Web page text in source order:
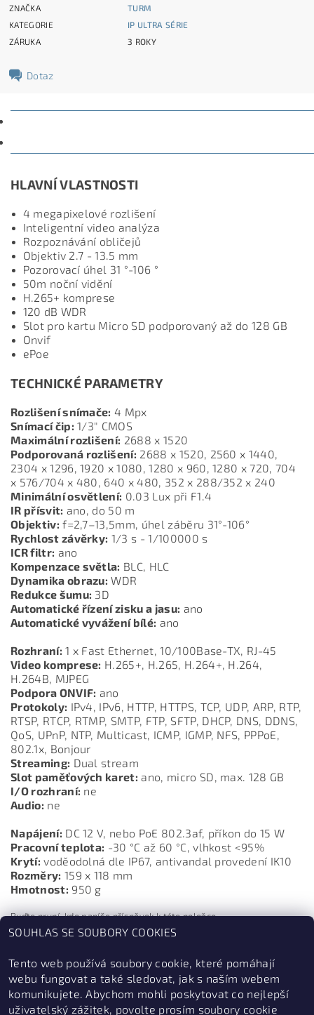
ZNAČKA
TURM
KATEGORIE
IP ULTRA SÉRIE
ZÁRUKA
3 ROKY
Dotaz
HLAVNÍ VLASTNOSTI
4 megapixelové rozlišení
Inteligentní video analýza
Rozpoznávání obličejů
Objektiv 2.7 - 13.5 mm
Pozorovací úhel 31 °-106 °
50m noční vidění
H.265+ komprese
120 dB WDR
Slot pro kartu Micro SD podporovaný až do 128 GB
Onvif
ePoe
TECHNICKÉ PARAMETRY
Rozlišení snímače: 4 Mpx
Snímací čip: 1/3" CMOS
Maximální rozlišení: 2688 x 1520
Podporovaná rozlišení: 2688 x 1520, 2560 x 1440,
2304 x 1296, 1920 x 1080, 1280 x 960, 1280 x 720, 704
x 576/704 x 480, 640 x 480, 352 x 288/352 x 240
Minimální osvětlení: 0.03 Lux při F1.4
IR přísvit: ano, do 50 m
Objektiv: f=2,7–13,5mm, úhel záběru 31°-106°
Rychlost závěrky: 1/3 s - 1/100000 s
ICR filtr: ano
Kompenzace světla: BLC, HLC
Dynamika obrazu: WDR
Redukce šumu: 3D
Automatické řízení zisku a jasu: ano
Automatické vyvážení bílé: ano
Rozhraní: 1 x Fast Ethernet, 10/100Base-TX, RJ-45
Video komprese: H.265+, H.265, H.264+, H.264,
H.264B, MJPEG
Podpora ONVIF: ano
Protokoly: IPv4, IPv6, HTTP, HTTPS, TCP, UDP, ARP, RTP,
RTSP, RTCP, RTMP, SMTP, FTP, SFTP, DHCP, DNS, DDNS,
QoS, UPnP, NTP, Multicast, ICMP, IGMP, NFS, PPPoE,
802.1x, Bonjour
Streaming: Dual stream
Slot paměťových karet: ano, micro SD, max. 128 GB
I/O rozhraní: ne
Audio: ne
Napájení: DC 12 V, nebo PoE 802.3af, příkon do 15 W
Pracovní teplota: -30 °C až 60 °C, vlhkost <95%
Krytí: voděodolná dle IP67, antivandal provedení IK10
Rozměry: 159 x 118 mm
Hmotnost: 950 g
Buďte první, kdo napíše příspěvek k této položce.
SOUHLAS SE SOUBORY COOKIES
Tento web používá soubory cookie, které pomáhají
webu fungovat a také sledovat, jak s naším webem
komunikujete. Abychom mohli poskytovat co nejlepší
uživatelský zážitek, povolte prosím soubory cookie